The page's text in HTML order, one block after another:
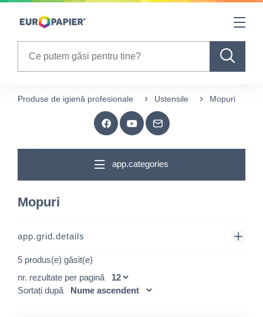
Table Of Content
Produse de igienă profesionale Ustensile Mopuri
app.categories
Mopuri
app.grid.details
5 produs(e) găsit(e)
nr. rezultate per pagină
Sortați după